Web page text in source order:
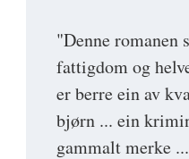
"Denne romanen
fattigdom og
er berre ein av
bjørn ... ein
gammalt merke